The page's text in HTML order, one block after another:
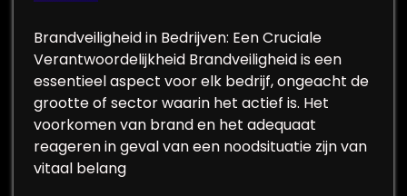
Brandveiligheid in Bedrijven: Een Cruciale
Verantwoordelijkheid Brandveiligheid is een
essentieel aspect voor elk bedrijf, ongeacht de
grootte of sector waarin het actief is. Het
voorkomen van brand en het adequaat
reageren in geval van een noodsituatie zijn van
vitaal belang